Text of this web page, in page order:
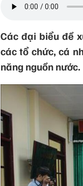
Các đại biểu đề
các tổ chức, cá
năng nguồn nước.